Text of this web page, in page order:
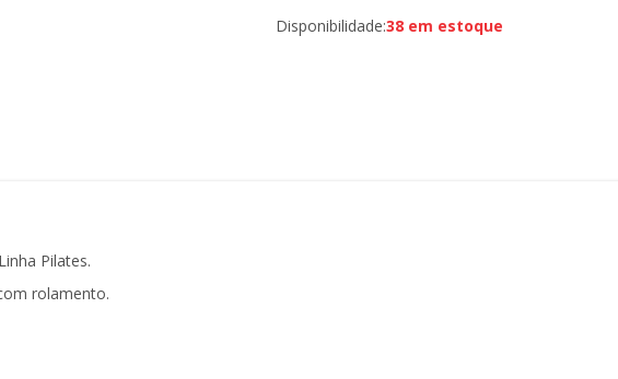
Disponibilidade:38 em estoque
Pilates.
rolamento.